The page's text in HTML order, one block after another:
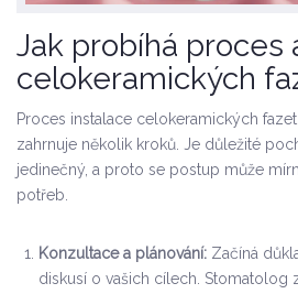
Jak probíhá proces
celokeramických
Proces instalace celokeramických
zahrnuje několik kroků. Je důležité
jedinečný, a proto se postup může
potřeb.
Konzultace a plánování: Začíná
diskusí o vašich cílech. Stomatolog